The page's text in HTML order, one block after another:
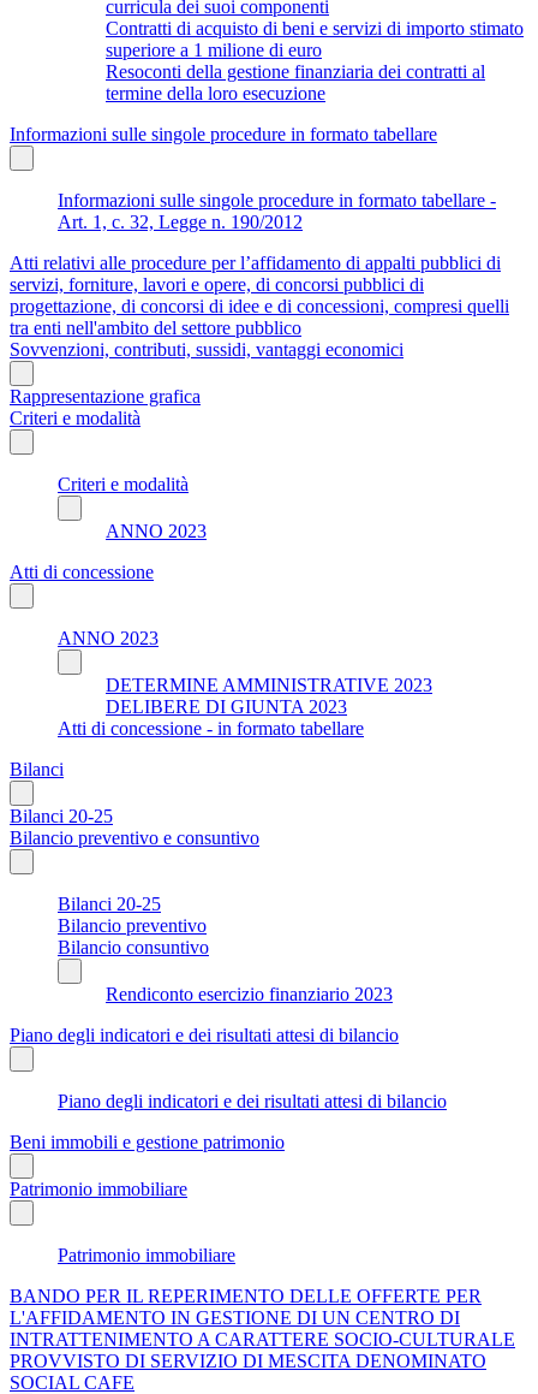
curricula dei suoi componenti
Contratti di acquisto di beni e servizi di importo stimato
superiore a 1 milione di euro
Resoconti della gestione finanziaria dei contratti al
termine della loro esecuzione
Informazioni sulle singole procedure in formato tabellare
Informazioni sulle singole procedure in formato tabellare -
Art. 1, c. 32, Legge n. 190/2012
Atti relativi alle procedure per l’affidamento di appalti pubblici di
servizi, forniture, lavori e opere, di concorsi pubblici di
progettazione, di concorsi di idee e di concessioni, compresi quelli
tra enti nell'ambito del settore pubblico
Sovvenzioni, contributi, sussidi, vantaggi economici
Rappresentazione grafica
Criteri e modalità
Criteri e modalità
ANNO 2023
Atti di concessione
ANNO 2023
DETERMINE AMMINISTRATIVE 2023
DELIBERE DI GIUNTA 2023
Atti di concessione - in formato tabellare
Bilanci
Bilanci 20-25
Bilancio preventivo e consuntivo
Bilanci 20-25
Bilancio preventivo
Bilancio consuntivo
Rendiconto esercizio finanziario 2023
Piano degli indicatori e dei risultati attesi di bilancio
Piano degli indicatori e dei risultati attesi di bilancio
Beni immobili e gestione patrimonio
Patrimonio immobiliare
Patrimonio immobiliare
BANDO PER IL REPERIMENTO DELLE OFFERTE PER
L'AFFIDAMENTO IN GESTIONE DI UN CENTRO DI
INTRATTENIMENTO A CARATTERE SOCIO-CULTURALE
PROVVISTO DI SERVIZIO DI MESCITA DENOMINATO
SOCIAL CAFE